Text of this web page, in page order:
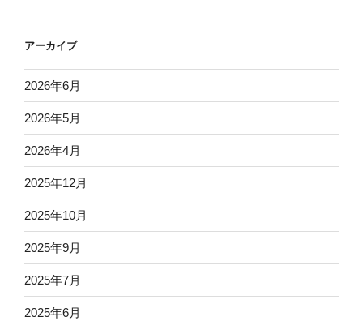
アーカイブ
2026年6月
2026年5月
2026年4月
2025年12月
2025年10月
2025年9月
2025年7月
2025年6月